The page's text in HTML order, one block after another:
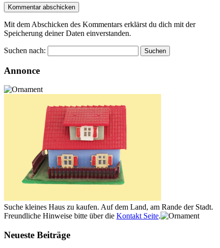
Mit dem Abschicken des Kommentars erklärst du dich mit der
Speicherung deiner Daten einverstanden.
Suchen nach:
Annonce
Suche kleines Haus zu kaufen. Auf dem Land, am Rande der Stadt.
Freundliche Hinweise bitte über die Kontakt Seite.
Neueste Beiträge